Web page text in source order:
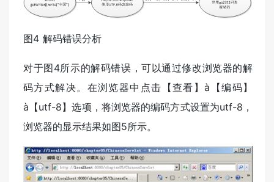
图4 解码错误分析
对于图4所示的解码错误，可以通过修改浏览器的解
码方式解决。在浏览器中点击【查看】à【编码】
à【utf-8】选项，将浏览器的编码方式设置为utf-8，
浏览器的显示结果如图5所示。